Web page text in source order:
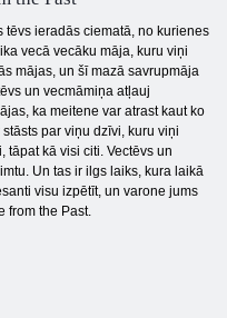
tēvs ieradās ciematā, no kurienes
vecā vecāku māja, kuru viņi
mājas, un šī mazā savrupmāja
un vecmāmiņa atļauj
ka meitene var atrast kaut ko
par viņu dzīvi, kuru viņi
kā visi citi. Vectēvs un
Un tas ir ilgs laiks, kura laikā
visu izpētīt, un varone jums
from the Past.